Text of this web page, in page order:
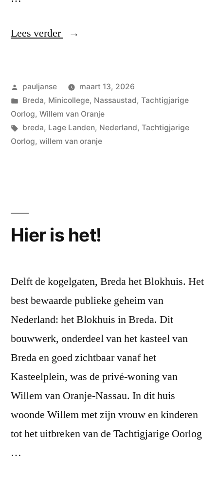
Lees verder
“Brengt
Geplaatst
door
pauljanse
maart 13, 2026
Geplaatst
in
Breda, Minicollege, Nassaustad, Tachtigjarige
Oorlog, Willem van Oranje
Tags:
breda, Lage Landen, Nederland, Tachtigjarige
Oorlog, willem van oranje
Hier is het!
Delft de kogelgaten, Breda het Blokhuis. Het
best bewaarde publieke geheim van
Nederland: het Blokhuis in Breda. Dit
bouwwerk, onderdeel van het kasteel van
Breda en goed zichtbaar vanaf het
Kasteelplein, was de privé-woning van
Willem van Oranje-Nassau. In dit huis
woonde Willem met zijn vrouw en kinderen
tot het uitbreken van de Tachtigjarige Oorlog
…